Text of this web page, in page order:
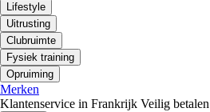
Lifestyle
Uitrusting
Clubruimte
Fysiek training
Opruiming
Merken
Klantenservice in Frankrijk Veilig betalen